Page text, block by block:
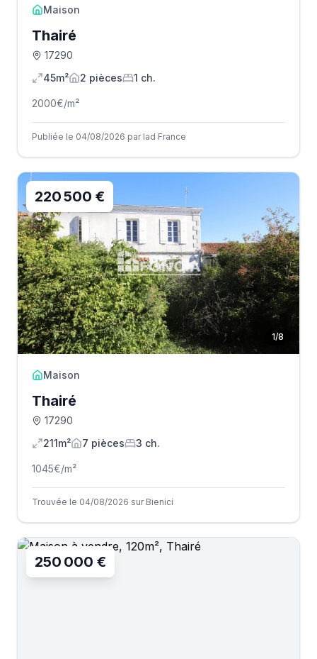
Maison
Thairé
17290
45m²
2 pièces 1 ch.
2000€/m²
Publiée le 04/08/2026 par Iad France
1/8
220 500 €
Maison
Thairé
17290
211m²
7 pièces 3 ch.
1045€/m²
Trouvée le 04/08/2026 sur Bienici
250 000 €